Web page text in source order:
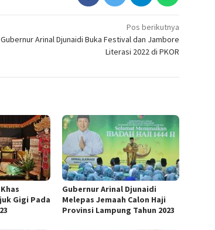
Pos berikutnya
Gubernur Arinal Djunaidi Buka Festival dan Jambore
Literasi 2022 di PKOR
Gigi Pada
Gubernur Arinal Djunaidi
Melepas Jemaah Calon Haji
Provinsi Lampung Tahun 2023